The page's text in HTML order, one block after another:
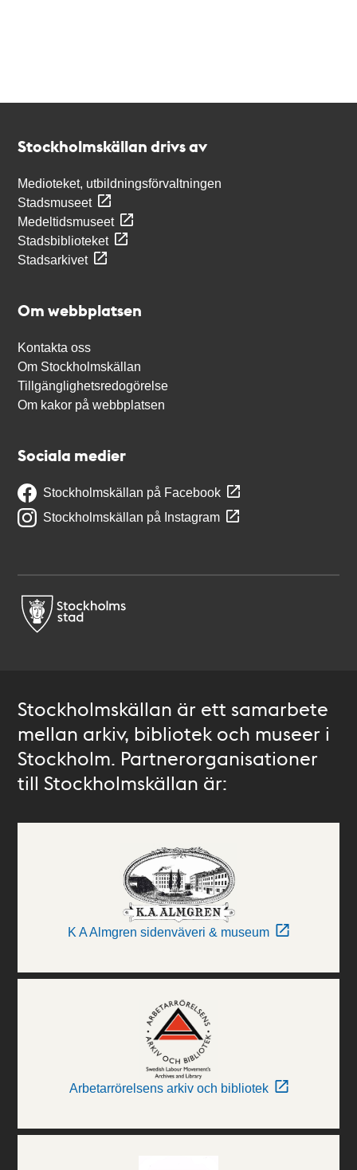
Stockholmskällan drivs av
Medioteket, utbildningsförvaltningen
Stadsmuseet
Medeltidsmuseet
Stadsbiblioteket
Stadsarkivet
Om webbplatsen
Kontakta oss
Om Stockholmskällan
Tillgänglighetsredogörelse
Om kakor på webbplatsen
Sociala medier
Stockholmskällan på Facebook
Stockholmskällan på Instagram
Stockholmskällan är ett samarbete
mellan arkiv, bibliotek och museer i
Stockholm. Partnerorganisationer
till Stockholmskällan är:
K A Almgren sidenväveri & museum
Arbetarrörelsens arkiv och bibliotek